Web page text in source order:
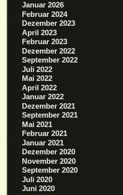
Januar 2026
Februar 2024
Dezember 2023
April 2023
Februar 2023
Dezember 2022
September 2022
Juli 2022
Mai 2022
April 2022
Januar 2022
Dezember 2021
September 2021
Mai 2021
Februar 2021
Januar 2021
Dezember 2020
November 2020
September 2020
Juli 2020
Juni 2020